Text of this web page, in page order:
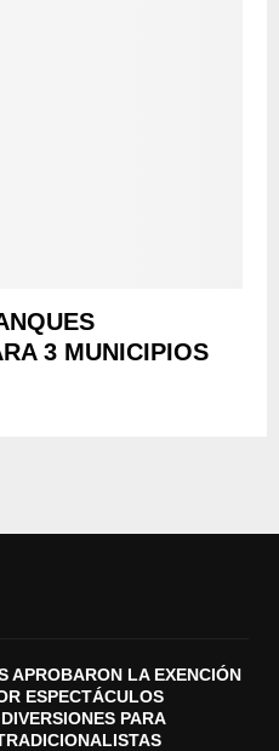
3 MUNICIPIOS
APROBARON LA EXENCIÓN
ESPECTÁCULOS
PARA